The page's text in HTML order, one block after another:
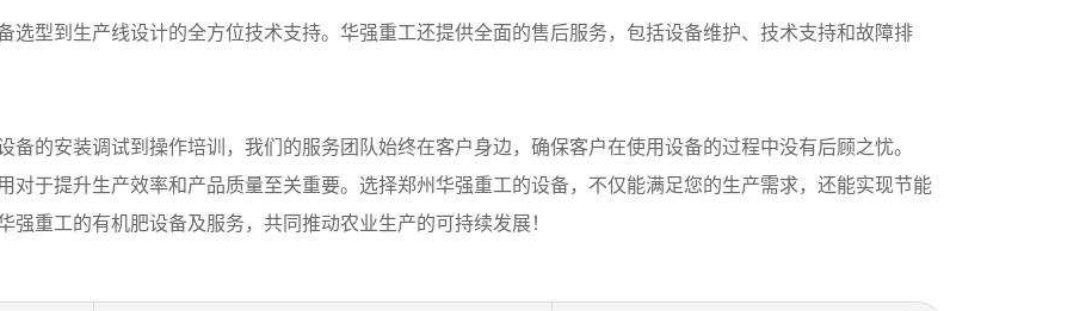
选型到生产线设计的全方位技术支持。华强重工还提供全面的售后服务，包括设备维护、技术支持和故障排
的安装调试到操作培训，我们的服务团队始终在客户身边，确保客户在使用设备的过程中没有后顾之忧。
对于提升生产效率和产品质量至关重要。选择郑州华强重工的设备，不仅能满足您的生产需求，还能实现节能
重工的有机肥设备及服务，共同推动农业生产的可持续发展！